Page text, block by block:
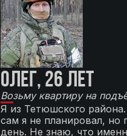
Олег, 26 лет
Возьму квартиру на
Я из Тетюшского
сам я не планировал, но
день. Не знаю, что